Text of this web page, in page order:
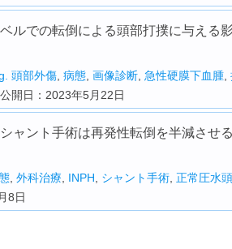
ルでの転倒による頭部打撲に与える
頭部外傷 病態 画像診断 急性硬膜下血腫
開日：2023年5月22日
ャント手術は再発性転倒を半減させ
外科治療 INPH シャント手術 正常圧水
8日